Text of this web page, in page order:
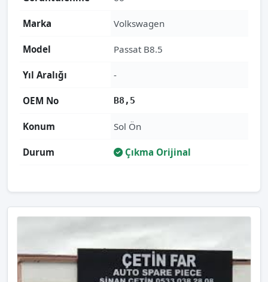
Marka Volkswagen
Model Passat B8.5
Yıl Aralığı -
OEM No B8,5
Konum Sol Ön
Durum Çıkma Orijinal